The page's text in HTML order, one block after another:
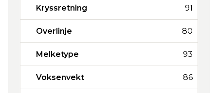
Kryssretning 91
Overlinje 80
Melketype 93
Voksenvekt 86